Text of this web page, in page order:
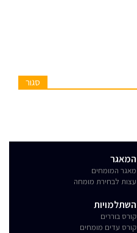
סגור
המאגר
מאגר המומחים
עצות לבחירת מומחה
השתלמויות
קורס בוררים
קורס עדים מומחים